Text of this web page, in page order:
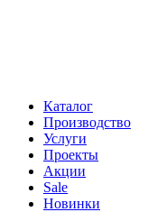
Каталог
Производство
Услуги
Проекты
Акции
Sale
Новинки